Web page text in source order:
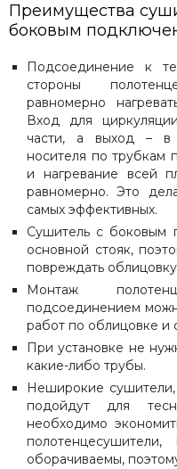
Преимущества
боковым
Подсоединение к
стороны
равномерно
Вход для
части, а выход – в
носителя по трубкам
и нагревание всей
равномерно. Это
самых эффективных.
Сушитель с боковым
основной стояк,
повреждать
Монтаж
подсоединением
работ по облицовке и
При установке не
какие-либо трубы.
Неширокие
подойдут для
необходимо
оборачиваемы,